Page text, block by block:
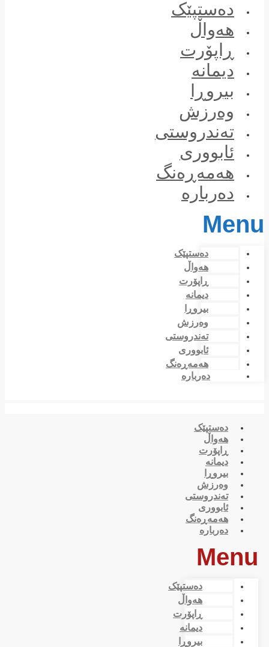
دەستپێک
هەواڵ
ڕاپۆرت
دیمانە
بیروڕا
وەرزش
تەندروستی
ئابووری
هەمەڕەنگ
دەربارە
Menu
دەستپێک
هەواڵ
ڕاپۆرت
دیمانە
بیروڕا
وەرزش
تەندروستی
ئابووری
هەمەڕەنگ
دەربارە
دەستپێک
هەواڵ
ڕاپۆرت
دیمانە
بیروڕا
وەرزش
تەندروستی
ئابووری
هەمەڕەنگ
دەربارە
Menu
دەستپێک
هەواڵ
ڕاپۆرت
دیمانە
بیروڕا